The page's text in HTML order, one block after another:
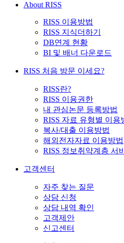
About RISS
RISS 이용방법
RISS 지식더하기
DB연계 현황
BI 및 배너 다운로드
RISS 처음 방문 이세요?
RISS란?
RISS 이용권한
내 관심논문 등록방법
RISS 자료 유형별 이용
복사/대출 이용방법
해외전자자료 이용방법
RISS 정보취약계층 서
고객센터
자주 찾는 질문
상담 신청
상담 내역 확인
고객제안
신고센터